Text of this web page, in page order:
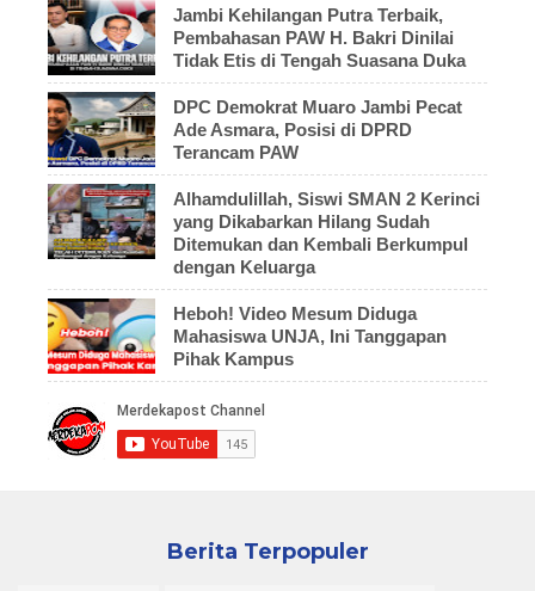
Jambi Kehilangan Putra Terbaik,
Pembahasan PAW H. Bakri Dinilai
Tidak Etis di Tengah Suasana Duka
DPC Demokrat Muaro Jambi Pecat
Ade Asmara, Posisi di DPRD
Terancam PAW
Alhamdulillah, Siswi SMAN 2 Kerinci
yang Dikabarkan Hilang Sudah
Ditemukan dan Kembali Berkumpul
dengan Keluarga
Heboh! Video Mesum Diduga
Mahasiswa UNJA, Ini Tanggapan
Pihak Kampus
Berita Terpopuler